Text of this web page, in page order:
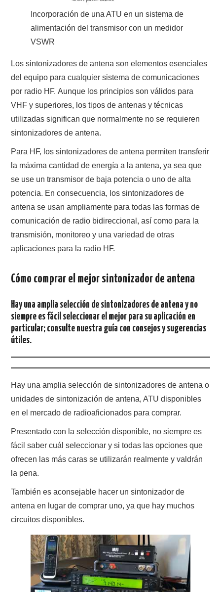
Incorporación de una ATU en un sistema de
alimentación del transmisor con un medidor
VSWR
Los sintonizadores de antena son elementos esenciales
del equipo para cualquier sistema de comunicaciones
por radio HF. Aunque los principios son válidos para
VHF y superiores, los tipos de antenas y técnicas
utilizadas significan que normalmente no se requieren
sintonizadores de antena.
Para HF, los sintonizadores de antena permiten transferir
la máxima cantidad de energía a la antena, ya sea que
se use un transmisor de baja potencia o uno de alta
potencia. En consecuencia, los sintonizadores de
antena se usan ampliamente para todas las formas de
comunicación de radio bidireccional, así como para la
transmisión, monitoreo y una variedad de otras
aplicaciones para la radio HF.
Cómo comprar el mejor sintonizador de antena
Hay una amplia selección de sintonizadores de antena y no
siempre es fácil seleccionar el mejor para su aplicación en
particular; consulte nuestra guía con consejos y sugerencias
útiles.
Hay una amplia selección de sintonizadores de antena o
unidades de sintonización de antena, ATU disponibles
en el mercado de radioaficionados para comprar.
Presentado con la selección disponible, no siempre es
fácil saber cuál seleccionar y si todas las opciones que
ofrecen las más caras se utilizarán realmente y valdrán
la pena.
También es aconsejable hacer un sintonizador de
antena en lugar de comprar uno, ya que hay muchos
circuitos disponibles.